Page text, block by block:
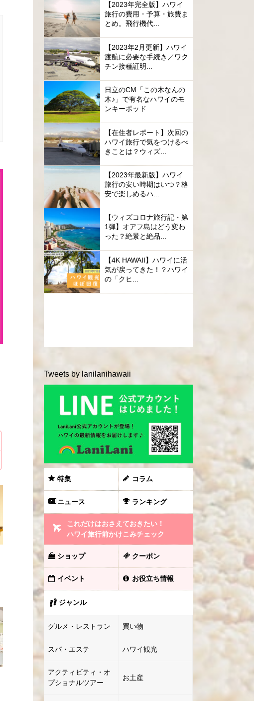
【2023年完全版】ハワイ
旅行の費用・予算・旅費ま
とめ。飛行機代...
【2023年2月更新】ハワイ
渡航に必要な手続き／ワク
チン接種証明...
日立のCM「この木なんの
木♪」で有名なハワイのモ
ンキーポッド
【在住者レポート】次回の
ハワイ旅行で気をつけるべ
きことは？ウィズ...
【2023年最新版】ハワイ
旅行の安い時期はいつ？格
安で楽しめるハ...
【ウィズコロナ旅行記・第
1弾】オアフ島はどう変わ
った？絶景と絶品...
【4K HAWAII】ハワイに活
気が戻ってきた！？ハワイ
の「クヒ...
Tweets by lanilanihawaii
特集 コラム
ニュース ランキング
これだけはおさえておきたい！
ハワイ旅行前かけこみチェック
ショップ クーポン
イベント お役立ち情報
ジャンル
グルメ・レストラン 買い物
スパ・エステ ハワイ観光
アクティビティ・オ
プショナルツアー
お土産